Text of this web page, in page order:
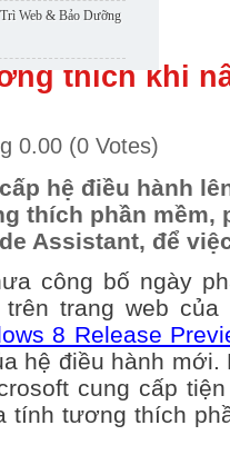
Web & Bảo Dưỡng
thích khi
0.00 (0 Votes)
hệ điều hành
thích phần mềm,
Assistant, để
công bố ngày
trang web
8 Release
hệ điều hành mới.
cung cấp
tính tương thích